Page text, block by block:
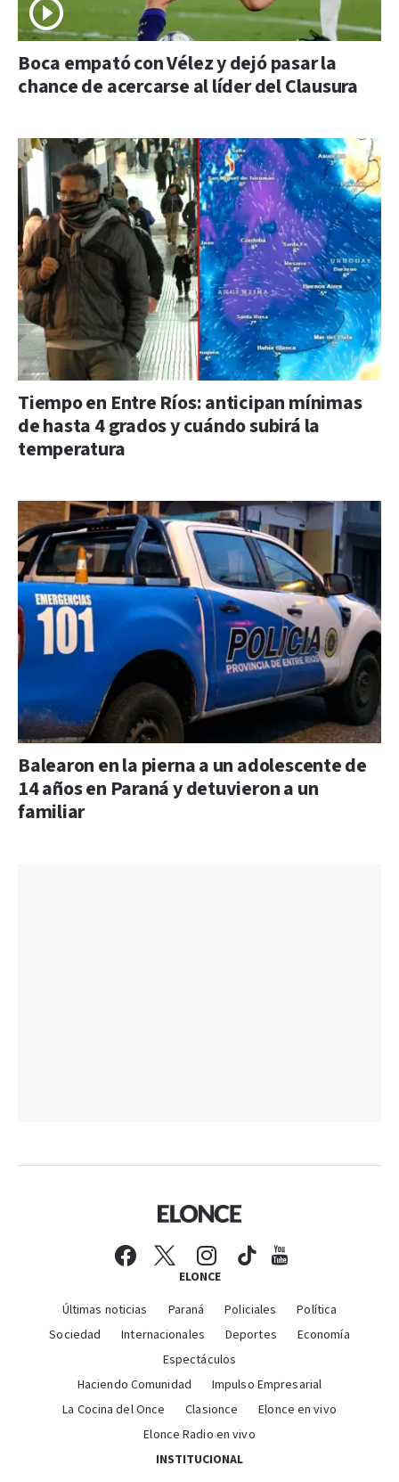
Boca empató con Vélez y dejó pasar la
chance de acercarse al líder del Clausura
Tiempo en Entre Ríos: anticipan mínimas
de hasta 4 grados y cuándo subirá la
temperatura
Balearon en la pierna a un adolescente de
14 años en Paraná y detuvieron a un
familiar
ELONCE
Últimas noticias Paraná Policiales
Política
Sociedad
Internacionales Deportes
Economía
Espectáculos
Haciendo Comunidad
Impulso Empresarial
La Cocina del Once
Clasionce
Elonce en vivo
Elonce Radio en vivo
INSTITUCIONAL